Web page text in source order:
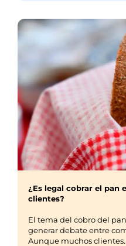
¿Es legal cobrar el pan
clientes?
El tema del cobro del
generar debate entre
Aunque muchos